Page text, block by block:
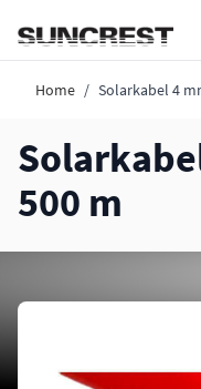
Home / Solarkabel 4
500 m